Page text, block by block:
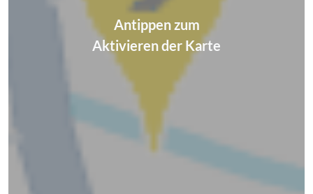
Antippen zum
Aktivieren der Karte